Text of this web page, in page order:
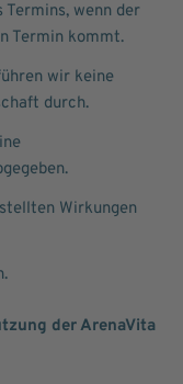
Termins, wenn der
Termin kommt.
wir keine
durch.
Wirkungen
der ArenaVita